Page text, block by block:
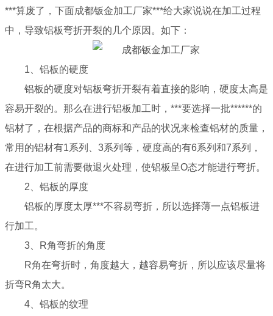
***算废了，下面成都钣金加工厂家***给大家说说在加工过程
中， 导致铝板弯折开裂的几个原因。如下：
1、铝板的硬度
铝板的硬度对铝板弯折开裂有着直接的影响，硬度太高是
容易开裂的。那么在进行铝板加工时，***要选择一批******的
铝材了，在根据产品的商标和产品的状况来检查铝材的质量，
常用的铝材有1系列、3系列等，硬度高的有6系列和7系列，
在进行加工前需要做退火处理，使铝板呈O态才能进行弯折。
2、铝板的厚度
铝板的厚度太厚***不容易弯折，所以选择薄一点铝板进
行加工。
3、R角弯折的角度
R角在弯折时，角度越大，越容易弯折，所以应该尽量将
折弯R角太大。
4、铝板的纹理